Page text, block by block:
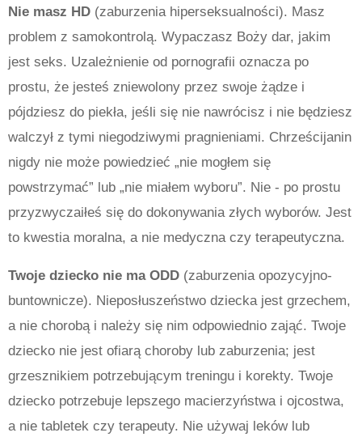
Nie masz HD (zaburzenia hiperseksualności). Masz
problem z samokontrolą. Wypaczasz Boży dar, jakim
jest seks. Uzależnienie od pornografii oznacza po
prostu, że jesteś zniewolony przez swoje żądze i
pójdziesz do piekła, jeśli się nie nawrócisz i nie będziesz
walczył z tymi niegodziwymi pragnieniami. Chrześcijanin
nigdy nie może powiedzieć „nie mogłem się
powstrzymać” lub „nie miałem wyboru”. Nie - po prostu
przyzwyczaiłeś się do dokonywania złych wyborów. Jest
to kwestia moralna, a nie medyczna czy terapeutyczna.
Twoje dziecko nie ma ODD (zaburzenia opozycyjno-
buntownicze). Nieposłuszeństwo dziecka jest grzechem,
a nie chorobą i należy się nim odpowiednio zająć. Twoje
dziecko nie jest ofiarą choroby lub zaburzenia; jest
grzesznikiem potrzebującym treningu i korekty. Twoje
dziecko potrzebuje lepszego macierzyństwa i ojcostwa,
a nie tabletek czy terapeuty. Nie używaj leków lub